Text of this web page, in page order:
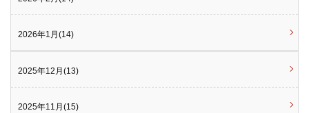
2026年1月(14)
2025年12月(13)
2025年11月(15)